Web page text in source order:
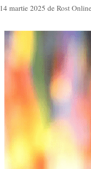
14 martie 2025 de Rost